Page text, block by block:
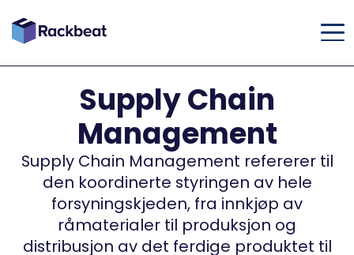
Supply Chain
Management
Supply Chain Management refererer til
den koordinerte styringen av hele
forsyningskjeden, fra innkjøp av
råmaterialer til produksjon og
distribusjon av det ferdige produktet til